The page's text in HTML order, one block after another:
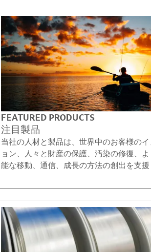
FEATURED PRODUCTS
注目製品
当社の人材と製品は、世界中のお客様の
ョン、人々と財産の保護、汚染の修復、
能な移動、通信、成長の方法の創出を支援